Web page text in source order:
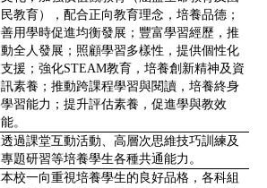
民教育），配合正向教育理念，培養品德；
善用學時促進均衡發展；豐富學習經歷，推
動全人發展；照顧學習多樣性，提供個性化
支援；強化STEAM教育，培養創新精神及資
訊素養；推動跨課程學習與閱讀，培養終身
學習能力；提升評估素養，促進學與教效
能。
透過課堂互動活動、高層次思維技巧訓練及
專題研習等培養學生各種共通能力。
本校一向重視培養學生的良好品格，各科組